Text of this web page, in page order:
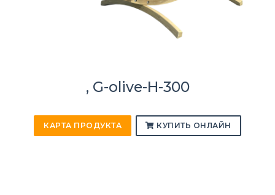
, G-olive-H-300
КАРТА ПРОДУКТА КУПИТЬ ОНЛАЙН